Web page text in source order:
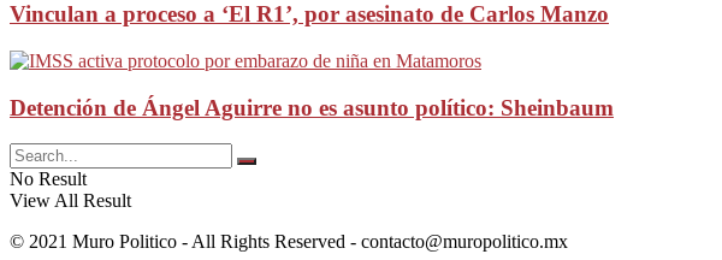
Vinculan a proceso a ‘El R1’, por asesinato de Carlos Manzo
Detención de Ángel Aguirre no es asunto político: Sheinbaum
No Result
View All Result
© 2021 Muro Politico - All Rights Reserved - contacto@muropolitico.mx